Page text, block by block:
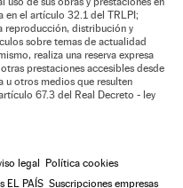
en el artículo 32.1 del TRLPI;
reproducción, distribución y
sobre temas de actualidad
realiza una reserva expresa
prestaciones accesibles desde
u otros medios que resulten
67.3 del Real Decreto - ley
legal Política cookies
EL PAÍS Suscripciones empresas